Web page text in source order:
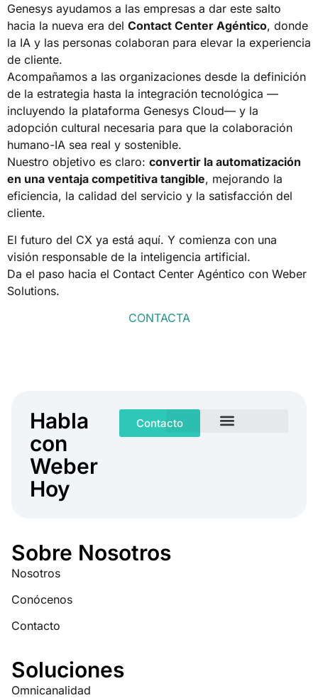
Genesys ayudamos a las empresas a dar este salto
hacia la nueva era del Contact Center Agéntico, donde
la IA y las personas colaboran para elevar la experiencia
de cliente.
Acompañamos a las organizaciones desde la definición
de la estrategia hasta la integración tecnológica —
incluyendo la plataforma Genesys Cloud— y la
adopción cultural necesaria para que la colaboración
humano-IA sea real y sostenible.
Nuestro objetivo es claro: convertir la automatización
en una ventaja competitiva tangible, mejorando la
eficiencia, la calidad del servicio y la satisfacción del
cliente.
El futuro del CX ya está aquí. Y comienza con una
visión responsable de la inteligencia artificial.
Da el paso hacia el Contact Center Agéntico con Weber
Solutions.
CONTACTA
Habla
con
Weber
Hoy
Contacto
Sobre Nosotros
Nosotros
Conócenos
Contacto
Soluciones
Omnicanalidad